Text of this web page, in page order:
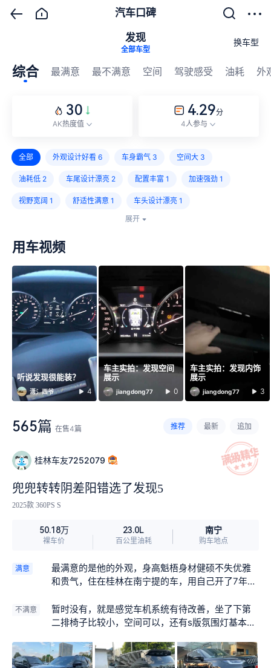
汽车口碑
发现
全部车型
换车型
综合 最满意 最不满意 空间 驾驶感受 油耗 外
30
AK热度值
4.29分
4人参与
全部 外观设计好看 6 车身霸气 3 空间大 3
油耗低 2 车尾设计漂亮 2 配置丰富 1 加速强劲 1
视野宽阔 1 舒适性满意 1 车头设计漂亮 1
市区路段油耗高 1
后排座椅靠背角度不舒适
内饰异味大1
展开
用车视频
听说发现很能装？
潇氵西爷 4
车主实拍：发现空间
展示
jiangdong77 0
车主实拍：发现内饰
展示
jiangdong77 3
565篇 在售4篇 推荐 最新 追加
桂林车友7252079
兜兜转转阴差阳错选了发现5
2025款 360PS S
50.18万
裸车价
23.0L
百公里油耗
南宁
购车地点
满意
最满意的是他的外观，身高魁梧身材健硕不失优雅
和贵气，住在桂林在南宁提的车，用自己开了7年的
孩，爸妈，我们自己主要是想要七座还不想要mp
v，去看了glc觉得太小了，也看了蓝图老婆不喜欢
62w还要高息，后来一次偶然机会抖音刷到路虎发
现五，越看越喜欢，直接就跟南宁路虎专卖店销售
不满意
暂时没有，就是感觉车机系统有待改善，坐了下第
二排椅子比较小，空间可以，还有s版氛围灯基本上